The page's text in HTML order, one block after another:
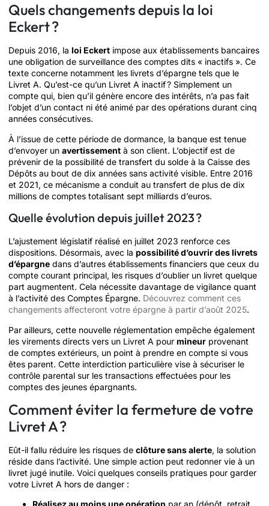
Quels changements depuis la loi
Eckert ?
Depuis 2016, la loi Eckert impose aux établissements bancaires
une obligation de surveillance des comptes dits « inactifs ». Ce
texte concerne notamment les livrets d’épargne tels que le
Livret A. Qu’est-ce qu’un Livret A inactif ? Simplement un
compte qui, bien qu’il génère encore des intérêts, n’a pas fait
l’objet d’un contact ni été animé par des opérations durant cinq
années consécutives.
À l’issue de cette période de dormance, la banque est tenue
d’envoyer un avertissement à son client. L’objectif est de
prévenir de la possibilité de transfert du solde à la Caisse des
Dépôts au bout de dix années sans activité visible. Entre 2016
et 2021, ce mécanisme a conduit au transfert de plus de dix
millions de comptes totalisant sept milliards d’euros.
Quelle évolution depuis juillet 2023 ?
L’ajustement législatif réalisé en juillet 2023 renforce ces
dispositions. Désormais, avec la possibilité d’ouvrir des livrets
d’épargne dans d’autres établissements financiers que ceux du
compte courant principal, les risques d’oublier un livret quelque
part augmentent. Cela nécessite davantage de vigilance quant
à l’activité des Comptes Épargne. Découvrez comment ces
changements affecteront votre épargne à partir d’août 2025.
Par ailleurs, cette nouvelle réglementation empêche également
les virements directs vers un Livret A pour mineur provenant
de comptes extérieurs, un point à prendre en compte si vous
êtes parent. Cette interdiction particulière vise à sécuriser le
contrôle parental sur les transactions effectuées pour les
comptes des jeunes épargnants.
Comment éviter la fermeture de votre
Livret A ?
Eût-il fallu réduire les risques de clôture sans alerte, la solution
réside dans l’activité. Une simple action peut redonner vie à un
livret jugé inutile. Voici quelques conseils pratiques pour garder
votre Livret A hors de danger :